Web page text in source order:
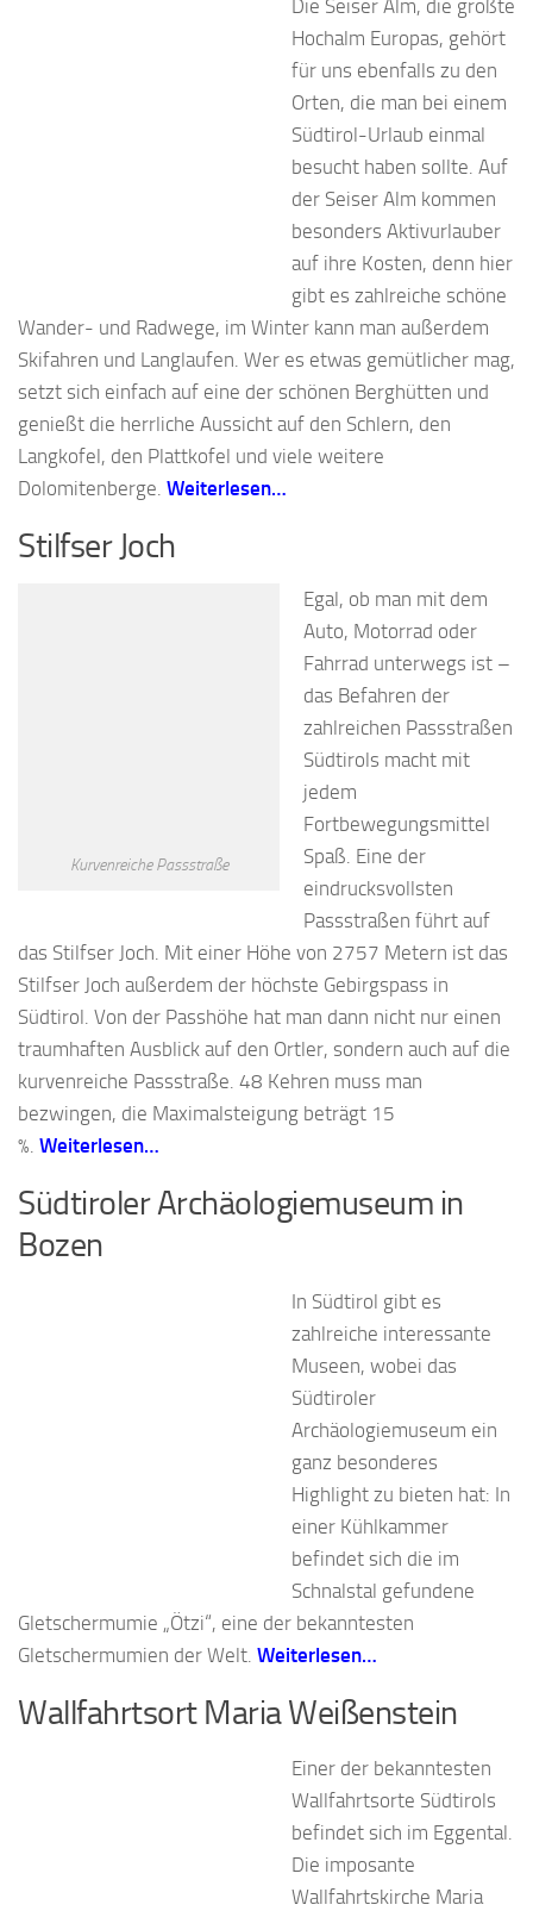
Die Seiser Alm, die größte
Hochalm Europas, gehört
für uns ebenfalls zu den
Orten, die man bei einem
Südtirol-Urlaub einmal
besucht haben sollte. Auf
der Seiser Alm kommen
besonders Aktivurlauber
auf ihre Kosten, denn hier
gibt es zahlreiche schöne
Wander- und Radwege, im Winter kann man außerdem
Skifahren und Langlaufen. Wer es etwas gemütlicher mag,
setzt sich einfach auf eine der schönen Berghütten und
genießt die herrliche Aussicht auf den Schlern, den
Langkofel, den Plattkofel und viele weitere
Dolomitenberge. Weiterlesen…
Stilfser Joch
Kurvenreiche Passstraße
Egal, ob man mit dem
Auto, Motorrad oder
Fahrrad unterwegs ist –
das Befahren der
zahlreichen Passstraßen
Südtirols macht mit
jedem
Fortbewegungsmittel
Spaß. Eine der
eindrucksvollsten
Passstraßen führt auf
das Stilfser Joch. Mit einer Höhe von 2757 Metern ist das
Stilfser Joch außerdem der höchste Gebirgspass in
Südtirol. Von der Passhöhe hat man dann nicht nur einen
traumhaften Ausblick auf den Ortler, sondern auch auf die
kurvenreiche Passstraße. 48 Kehren muss man
bezwingen, die Maximalsteigung beträgt 15
%. Weiterlesen…
Südtiroler Archäologiemuseum in
Bozen
In Südtirol gibt es
zahlreiche interessante
Museen, wobei das
Südtiroler
Archäologiemuseum ein
ganz besonderes
Highlight zu bieten hat: In
einer Kühlkammer
befindet sich die im
Schnalstal gefundene
Gletschermumie „Ötzi“, eine der bekanntesten
Gletschermumien der Welt. Weiterlesen…
Wallfahrtsort Maria Weißenstein
Einer der bekanntesten
Wallfahrtsorte Südtirols
befindet sich im Eggental.
Die imposante
Wallfahrtskirche Maria